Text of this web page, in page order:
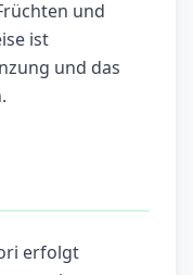
und
ist
und das
erfolgt